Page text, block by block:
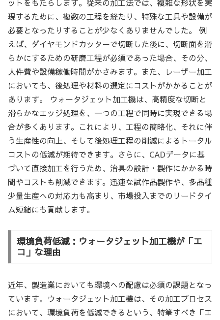
ットをもたらします。従来の加工法では、複雑な形状を実
現するために、複数の工程を経たり、特殊な工具や設備が
必要となったりすることが少なくありませんでした。 例
えば、ダイヤモンドカッターで切断した後に、切断面を滑
らかにするための研磨工程が必須であった場合、その分、
人件費や設備稼働時間がかさみます。また、レーザー加工
においても、後処理や材料の選定にコストがかかることが
あります。 ウォータジェット加工機は、高精度な切断と
滑らかなエッジ処理を、一つの工程で同時に実現できる場
合が多くあります。これにより、工程の簡略化、それに伴
う生産性の向上、そして後処理工程の削減によるトータル
コストの低減が期待できます。さらに、CADデータに基
づいて直接加工を行うため、治具の設計・製作にかかる時
間やコストも削減できます。迅速な試作品製作や、多品種
少量生産への対応力も高まり、市場投入までのリードタイ
ム短縮にも貢献します。
環境負荷低減：ウォータジェット加工機が「エ
コ」な理由
近年、製造業においても環境への配慮は必須の課題となっ
ています。ウォータジェット加工機は、その加工プロセス
において、環境負荷を低減できるという、特筆すべき「エ